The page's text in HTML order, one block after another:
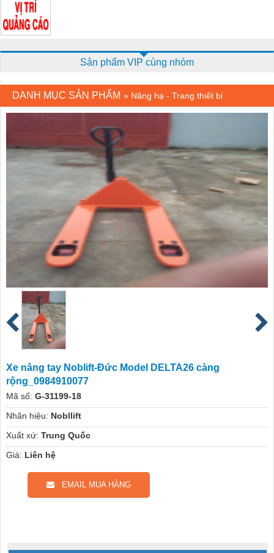
Sản phẩm VIP cùng nhóm
DANH MỤC SẢN PHẨM » Nâng hạ - Trang thiết bị
Xe nâng tay Noblift-Đức Model DELTA26 càng
rộng_0984910077
Mã số: G-31199-18
Nhãn hiệu: Nobllift
Xuất xứ: Trung Quốc
Giá: Liên hệ
EMAIL MUA HÀNG